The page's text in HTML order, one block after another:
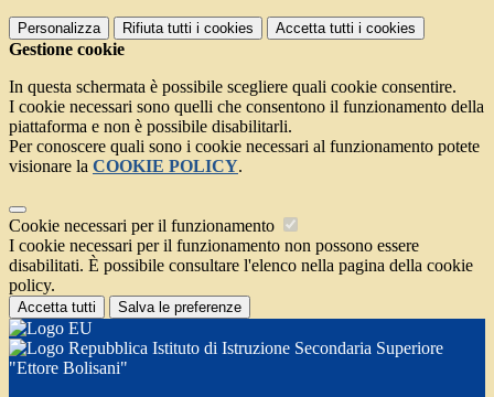
Personalizza Rifiuta tutti i cookies Accetta tutti i cookies
Gestione cookie
In questa schermata è possibile scegliere quali cookie consentire.
I cookie necessari sono quelli che consentono il funzionamento della
piattaforma e non è possibile disabilitarli.
Per conoscere quali sono i cookie necessari al funzionamento potete
visionare la COOKIE POLICY.
Cookie necessari per il funzionamento
I cookie necessari per il funzionamento non possono essere
disabilitati. È possibile consultare l'elenco nella pagina della cookie
policy.
Accetta tutti Salva le preferenze
Istituto di Istruzione Secondaria Superiore
"Ettore Bolisani"